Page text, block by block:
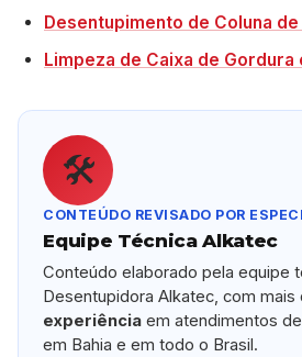
Desentupimento de Coluna
Limpeza de Caixa de Gordura
🛠️
CONTEÚDO REVISADO POR
Equipe Técnica Alkatec
Conteúdo elaborado pela equipe
Desentupidora Alkatec, com
experiência em atendimentos
em Bahia e em todo o Brasil.